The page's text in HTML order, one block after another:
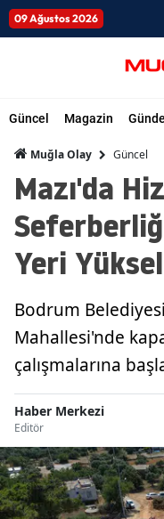
09 Ağustos 2026
Güncel Magazin
Muğla Olay Güncel
Mazı'da
Yeri
Bodrum
Mahallesi'nde
çalışmalarına
Haber Merkezi
Editör